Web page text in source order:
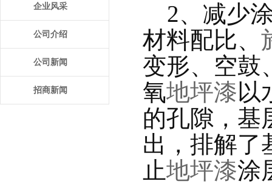
企业风采
公司介绍
公司新闻
招商新闻
2、减少
材料配比、
变形、空鼓
氧地坪漆以
的孔隙，基
出，排解了
止地坪漆涂